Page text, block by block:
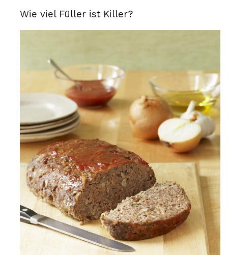
Wie viel Füller ist Killer?